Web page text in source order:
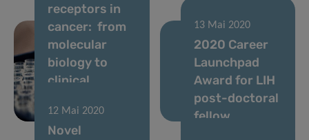
receptors in
cancer: from
molecular
biology to
clinical
therapy
13 Mai 2020
2020 Career
Launchpad
Award for LIH
post-doctoral
fellow
12 Mai 2020
Novel